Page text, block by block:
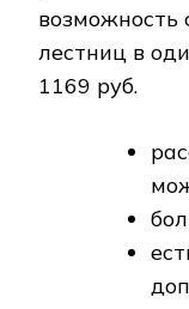
возможность
лестниц в
1169 руб.